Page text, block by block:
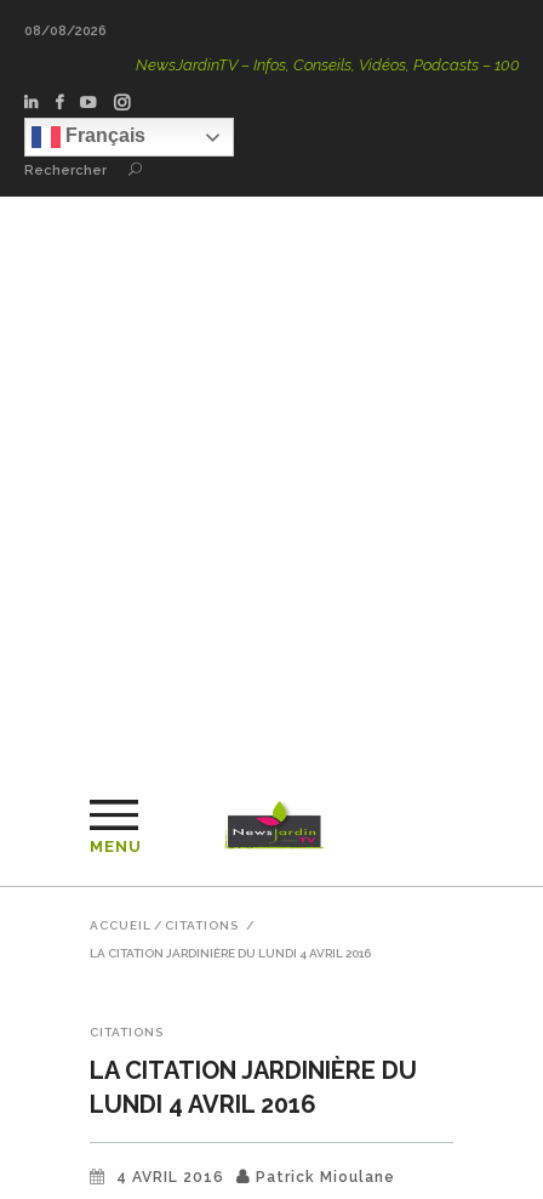
08/08/2026
NewsJardinTV – Infos, Conseils, Vidéos, Podcasts – 100 %
Français
Rechercher
MENU
ACCUEIL / CITATIONS /
LA CITATION JARDINIÈRE DU LUNDI 4 AVRIL 2016
CITATIONS
LA CITATION JARDINIÈRE DU
LUNDI 4 AVRIL 2016
4 AVRIL 2016
Patrick Mioulane